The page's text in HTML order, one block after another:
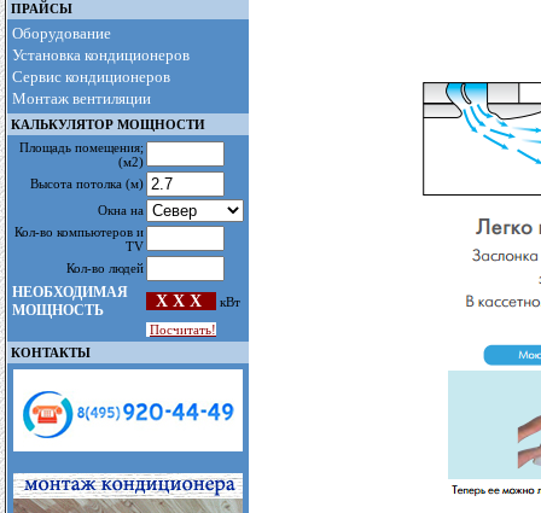
ПРАЙСЫ
Оборудование
Установка кондиционеров
Сервис кондиционеров
Монтаж вентиляции
КАЛЬКУЛЯТОР МОЩНОСТИ
Площадь помещения;
(м2)
Высота потолка (м)
Окна на
Кол-во компьютеров и
TV
Кол-во людей
НЕОБХОДИМАЯ
МОЩНОСТЬ
X X X
кВт
Посчитать!
КОНТАКТЫ